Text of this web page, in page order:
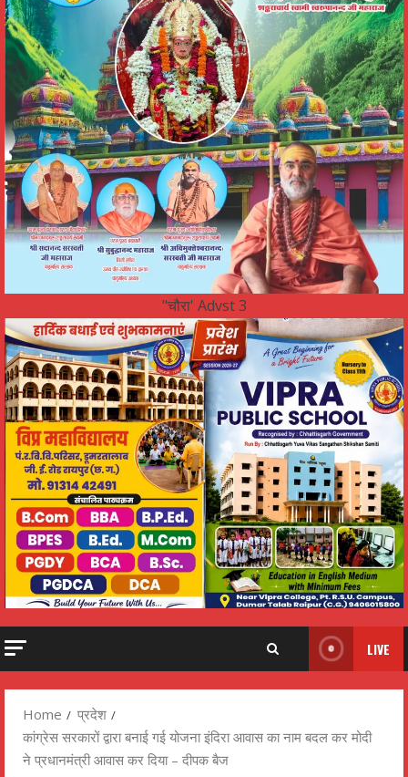
"चौरा' Advst 3
LIVE
Home
प्रदेश
कांग्रेस सरकारों द्वारा बनाई गई योजना इंदिरा आवास का नाम बदल कर मोदी
ने प्रधानमंत्री आवास कर दिया – दीपक बैज